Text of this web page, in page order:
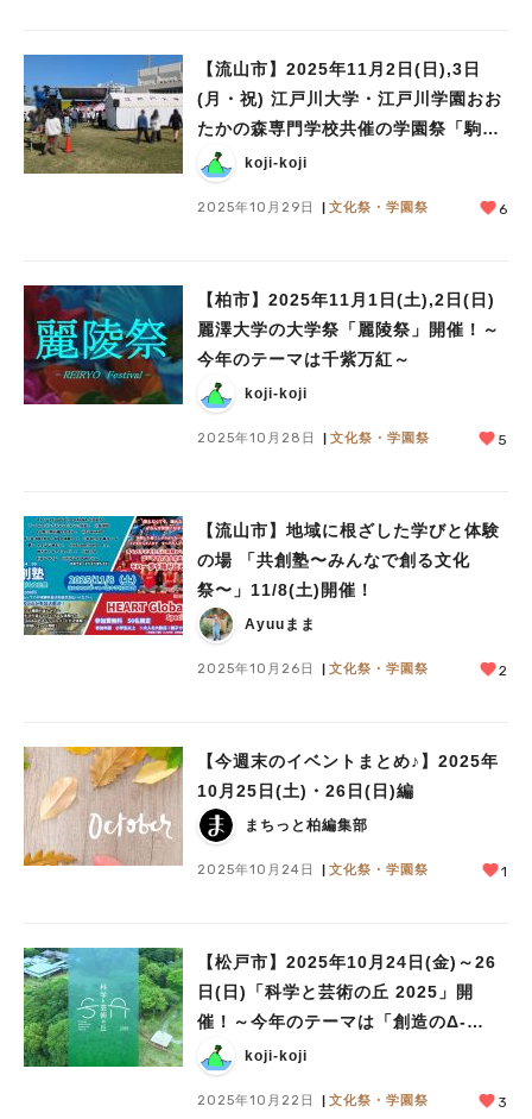
【流山市】2025年11月2日(日),3日
(月・祝) 江戸川大学・江戸川学園おお
たかの森専門学校共催の学園祭「駒木
祭」開催！～今年のテーマは「盛宴之
煌」～
koji-koji
2025年10月29日 文化祭・学園祭 6
【柏市】2025年11月1日(土),2日(日)
麗澤大学の大学祭「麗陵祭」開催！～
今年のテーマは千紫万紅～
koji-koji
2025年10月28日 文化祭・学園祭 5
【流山市】地域に根ざした学びと体験
の場 「共創塾〜みんなで創る文化
祭〜」11/8(土)開催！
Ayuuまま
2025年10月26日 文化祭・学園祭 2
【今週末のイベントまとめ♪】2025年
10月25日(土)・26日(日)編
まちっと柏編集部
2025年10月24日 文化祭・学園祭 1
【松戸市】2025年10月24日(金)～26
日(日)「科学と芸術の丘 2025」開
催！～今年のテーマは「創造のΔ-
Delta of Creativity -」～
koji-koji
2025年10月22日 文化祭・学園祭 3